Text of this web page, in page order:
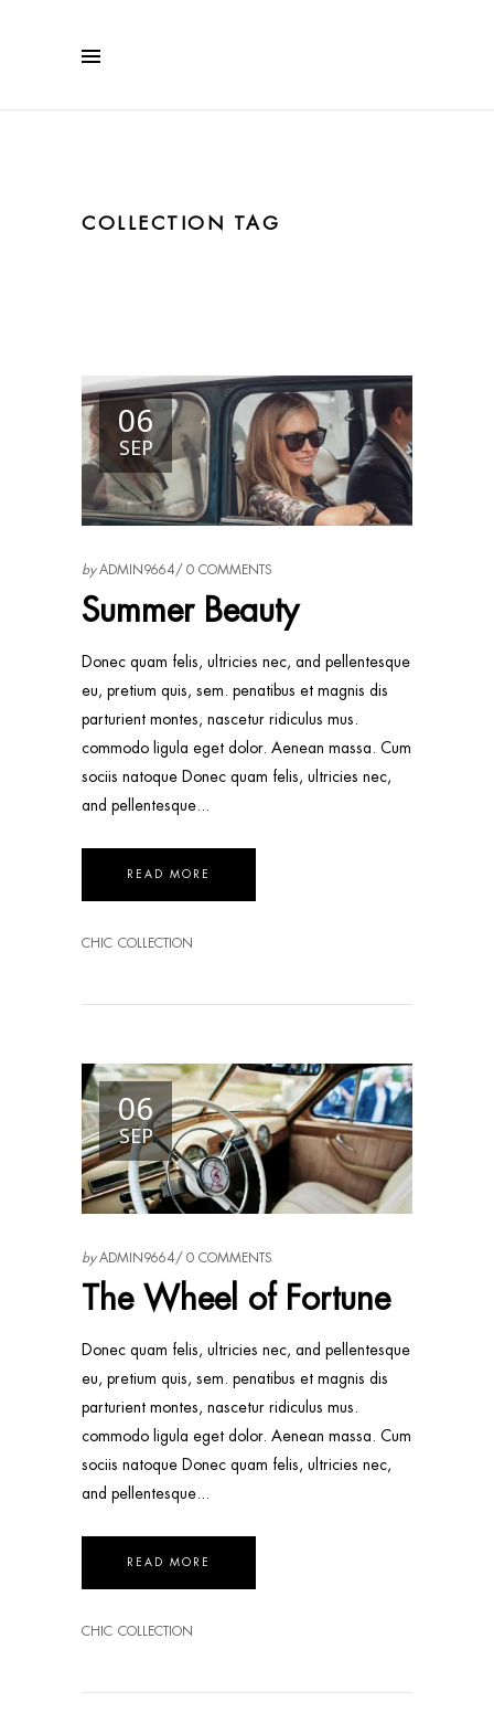
COLLECTION TAG
06
SEP
byADMIN9664 0 COMMENTS
Summer Beauty
Donec quam felis, ultricies nec, and pellentesque
eu, pretium quis, sem. penatibus et magnis dis
parturient montes, nascetur ridiculus mus.
commodo ligula eget dolor. Aenean massa. Cum
sociis natoque Donec quam felis, ultricies nec,
and pellentesque
READ MORE
CHIC COLLECTION
06
SEP
byADMIN9664 0 COMMENTS
The Wheel of Fortune
Donec quam felis, ultricies nec, and pellentesque
eu, pretium quis, sem. penatibus et magnis dis
parturient montes, nascetur ridiculus mus.
commodo ligula eget dolor. Aenean massa. Cum
sociis natoque Donec quam felis, ultricies nec,
and pellentesque
READ MORE
CHIC COLLECTION